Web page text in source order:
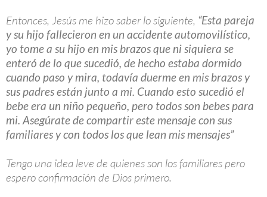
Entonces, Jesús me hizo saber lo siguiente, “Esta pareja
y su hijo fallecieron en un accidente automovilístico,
yo tome a su hijo en mis brazos que ni siquiera se
enteró de lo que sucedió, de hecho estaba dormido
cuando paso y mira, todavía duerme en mis brazos y
sus padres están junto a mi. Cuando esto sucedió el
bebe era un niño pequeño, pero todos son bebes para
mi. Asegúrate de compartir este mensaje con sus
familiares y con todos los que lean mis mensajes”
Tengo una idea leve de quienes son los familiares pero
espero confirmación de Dios primero.